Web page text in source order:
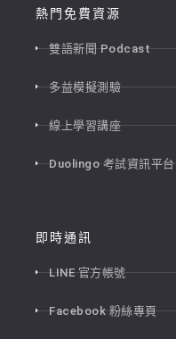
熱門免費資源
雙語新聞 Podcast
多益模擬測驗
線上學習講座
Duolingo 考試資訊平台
即時通訊
LINE 官方帳號
Facebook 粉絲專頁